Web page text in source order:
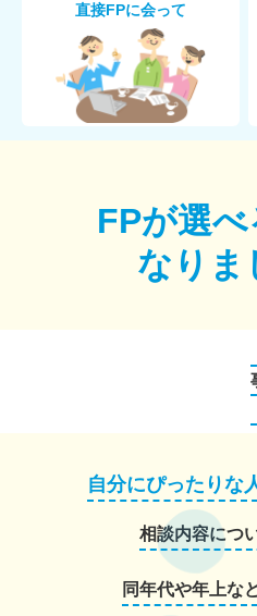
直接FPに会って
FPが選
なりま
自分にぴったりな
相談内容につ
同年代や年上な